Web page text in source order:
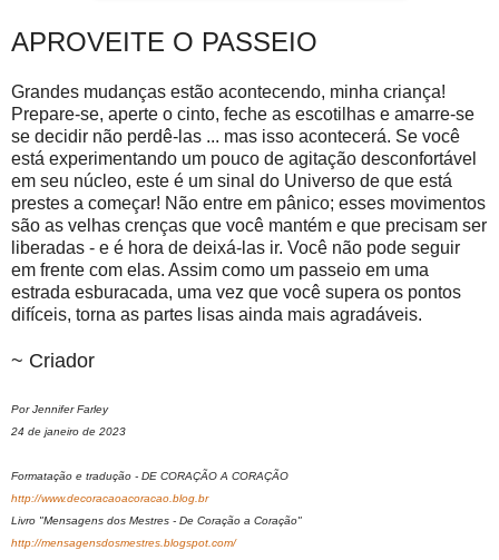
APROVEITE O PASSEIO
Grandes mudanças estão acontecendo, minha criança!
Prepare-se, aperte o cinto, feche as escotilhas e amarre-se
se decidir não perdê-las ... mas isso acontecerá. Se você
está experimentando um pouco de agitação desconfortável
em seu núcleo, este é um sinal do Universo de que está
prestes a começar! Não entre em pânico; esses movimentos
são as velhas crenças que você mantém e que precisam ser
liberadas - e é hora de deixá-las ir. Você não pode seguir
em frente com elas. Assim como um passeio em uma
estrada esburacada, uma vez que você supera os pontos
difíceis, torna as partes lisas ainda mais agradáveis.
~ Criador
Por Jennifer Farley
24 de janeiro de 2023
Formatação e tradução - DE CORAÇÃO A CORAÇÃO
http://www.decoracaoacoracao.blog.br
Livro "Mensagens dos Mestres - De Coração a Coração"
http://mensagensdosmestres.blogspot.com/